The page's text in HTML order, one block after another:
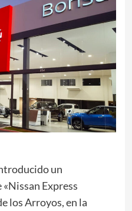
un
Express
los Arroyos, en la